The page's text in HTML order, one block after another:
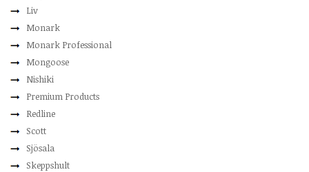
Liv
Monark
Monark Professional
Mongoose
Nishiki
Premium Products
Redline
Scott
Sjösala
Skeppshult